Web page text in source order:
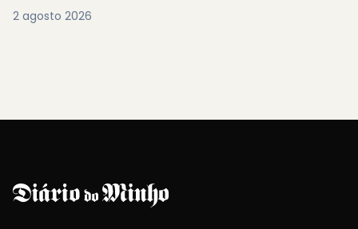
2 agosto 2026